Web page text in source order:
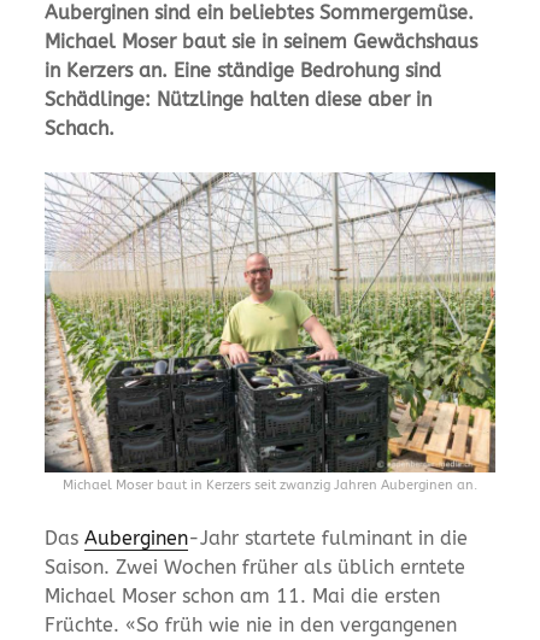
Auberginen sind ein beliebtes Sommergemüse.
Michael Moser baut sie in seinem Gewächshaus
in Kerzers an. Eine ständige Bedrohung sind
Schädlinge: Nützlinge halten diese aber in
Schach.
Michael Moser baut in Kerzers seit zwanzig Jahren Auberginen an.
DasAuberginen-Jahr startete fulminant in die
Saison. Zwei Wochen früher als üblich erntete
Michael Moser schon am 11. Mai die ersten
Früchte. «So früh wie nie in den vergangenen